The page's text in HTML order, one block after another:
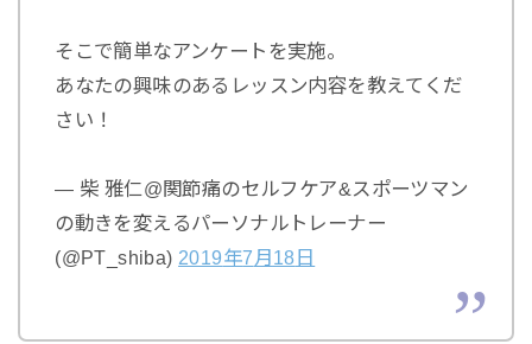
そこで簡単なアンケートを実施。
あなたの興味のあるレッスン内容を教えてくだ
さい！
— 柴 雅仁@関節痛のセルフケア&スポーツマン
の動きを変えるパーソナルトレーナー
(@PT_shiba) 2019年7 月 18 日